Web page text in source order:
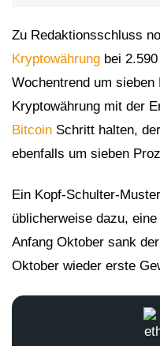
Zu Redaktionsschluss
Kryptowährung bei
Wochentrend um
Kryptowährung mit der
Bitcoin Schritt halten,
ebenfalls um sieben
Ein Kopf-Schulter-
üblicherweise dazu,
Anfang Oktober sank
Oktober wieder erste